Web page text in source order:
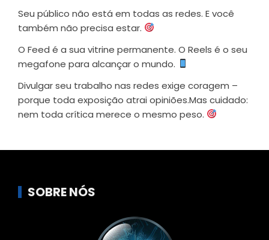
Seu público não está em todas as redes. E você
também não precisa estar.
O Feed é a sua vitrine permanente. O Reels é o seu
megafone para alcançar o mundo.
Divulgar seu trabalho nas redes exige coragem –
porque toda exposição atrai opiniões.Mas cuidado:
nem toda crítica merece o mesmo peso.
SOBRE NÓS